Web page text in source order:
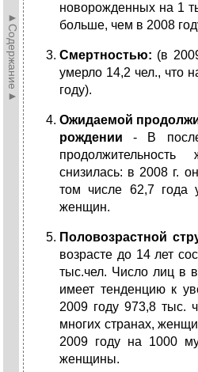
►Содержание►
новорожденных на 1
больше, чем в 2008
Смертностью: (в
умерло 14,2 чел., что
году).
Ожидаемой
рождении - В
снизилась: в 2008 г.
том числе 62,7
женщин.
Половозрастной
возрасте до 14 лет
тыс.чел. Число лиц в
имеет тенденцию к
2009 году 973,8 тыс.
многих странах,
2009 году на 1000
женщины.